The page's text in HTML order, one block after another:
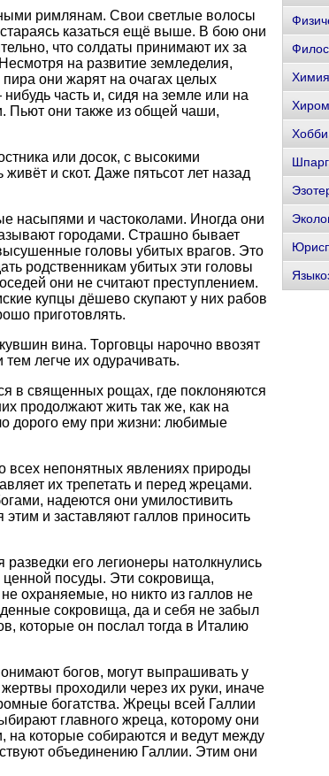
римлянам. Свои светлые волосы
казаться ещё выше. В бою они
что солдаты принимают их за
на развитие земледелия,
они жарят на очагах целых
часть и, сидя на земле или на
Пьют они также из общей чаши,
или досок, с высокими
и скот. Даже пятьсот лет назад
насыпями и частоколами. Иногда они
городами. Страшно бывает
головы убитых врагов. Это
родственникам убитых эти головы
они не считают преступлением.
купцы дёшево скупают у них рабов
приготовлять.
вина. Торговцы нарочно ввозят
легче их одурачивать.
в священных рощах, где поклоняются
продолжают жить так же, как на
дорого ему при жизни: любимые
непонятных явлениях природы
их трепетать и перед жрецами.
надеются они умилостивить
и заставляют галлов приносить
его легионеры натолкнулись
ценной посуды. Эти сокровища,
охраняемые, но никто из галлов не
сокровища, да и себя не забыл
которые он послал тогда в Италию
богов, могут выпрашивать у
проходили через их руки, иначе
богатства. Жрецы всей Галлии
главного жреца, которому они
на которые собираются и ведут между
объединению Галлии. Этим они
Химия